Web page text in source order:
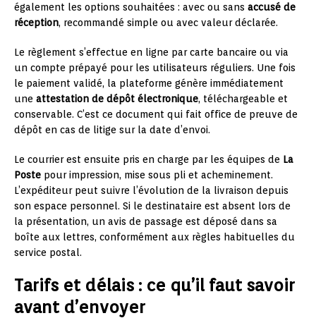
également les options souhaitées : avec ou sans accusé de
réception, recommandé simple ou avec valeur déclarée.
Le règlement s’effectue en ligne par carte bancaire ou via
un compte prépayé pour les utilisateurs réguliers. Une fois
le paiement validé, la plateforme génère immédiatement
une attestation de dépôt électronique, téléchargeable et
conservable. C’est ce document qui fait office de preuve de
dépôt en cas de litige sur la date d’envoi.
Le courrier est ensuite pris en charge par les équipes de La
Poste pour impression, mise sous pli et acheminement.
L’expéditeur peut suivre l’évolution de la livraison depuis
son espace personnel. Si le destinataire est absent lors de
la présentation, un avis de passage est déposé dans sa
boîte aux lettres, conformément aux règles habituelles du
service postal.
Tarifs et délais : ce qu’il faut savoir
avant d’envoyer